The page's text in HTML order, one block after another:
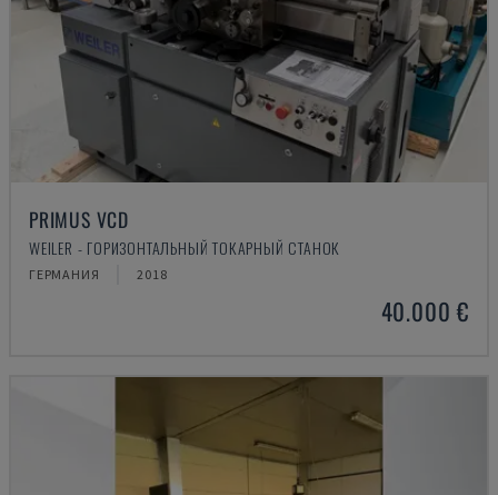
PRIMUS VCD
WEILER - ГОРИЗОНТАЛЬНЫЙ ТОКАРНЫЙ СТАНОК
ГЕРМАНИЯ 2018
40.000 €